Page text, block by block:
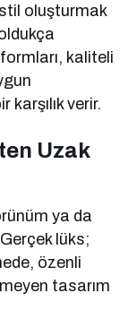
oluşturmak
kaliteli
verir.
Uzak
ya da
lüks;
özenli
tasarım